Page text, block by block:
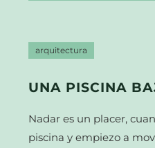
arquitectura
UNA PISCINA
Nadar es un placer,
piscina y empiezo a